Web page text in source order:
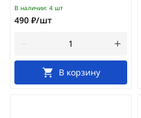
В наличии: 4 шт
490 ₽/шт
В корзину